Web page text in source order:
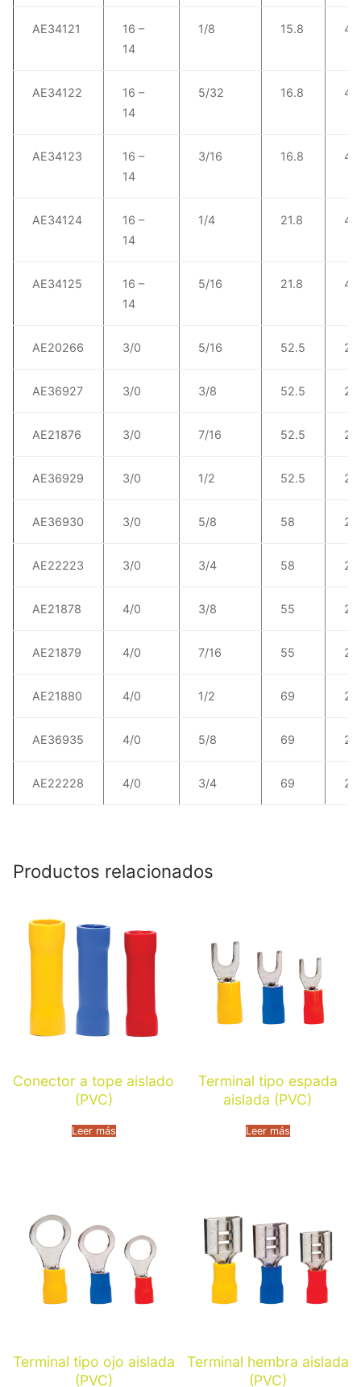
AE34121
16 –
14
1/8 15.8
AE34122
16 –
14
5/32 16.8
AE34123
16 –
14
3/16 16.8
AE34124
16 –
14
1/4 21.8
AE34125
16 –
14
5/16 21.8
AE20266 3/0 5/16 52.5 20
AE36927 3/0 3/8 52.5 20
AE21876 3/0 7/16 52.5 20
AE36929 3/0 1/2 52.5 20
AE36930 3/0 5/8 58 20
AE22223 3/0 3/4 58 20
AE21878 4/0 3/8 55 21
AE21879 4/0 7/16 55 21
AE21880 4/0 1/2 69 21
AE36935 4/0 5/8 69 21
AE22228 4/0 3/4 69 21
Productos relacionados
Conector a tope aislado
(PVC)
Leer más
Terminal tipo espada
aislada (PVC)
Leer más
Terminal tipo ojo aislada
(PVC)
Terminal hembra aislada
(PVC)